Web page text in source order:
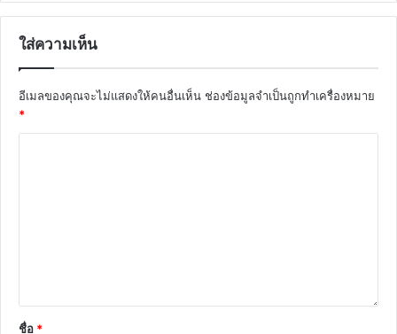
ใส่ความเห็น
อีเมลของคุณจะไม่แสดงให้คนอื่นเห็น ช่องข้อมูลจำเป็นถูกทำเครื่องหมาย
*
ชื่อ *